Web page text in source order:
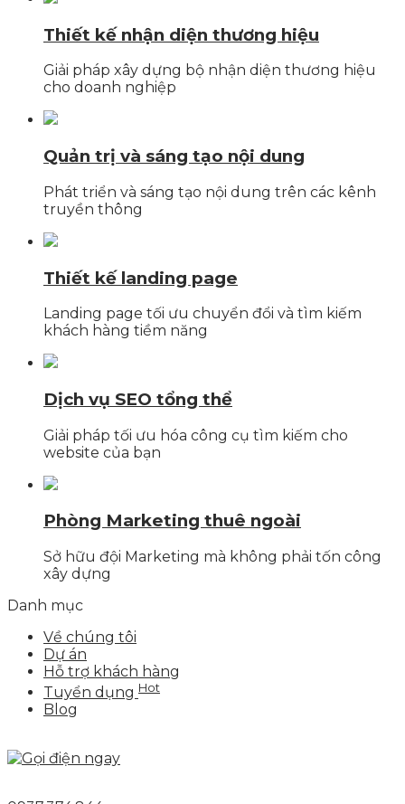
Thiết kế nhận diện thương hiệu
Giải pháp xây dựng bộ nhận diện thương hiệu
cho doanh nghiệp
Quản trị và sáng tạo nội dung
Phát triển và sáng tạo nội dung trên các kênh
truyền thông
Thiết kế landing page
Landing page tối ưu chuyển đổi và tìm kiếm
khách hàng tiềm năng
Dịch vụ SEO tổng thể
Giải pháp tối ưu hóa công cụ tìm kiếm cho
website của bạn
Phòng Marketing thuê ngoài
Sở hữu đội Marketing mà không phải tốn công
xây dựng
Danh mục
Về chúng tôi
Dự án
Hỗ trợ khách hàng
Tuyển dụng Hot
Blog